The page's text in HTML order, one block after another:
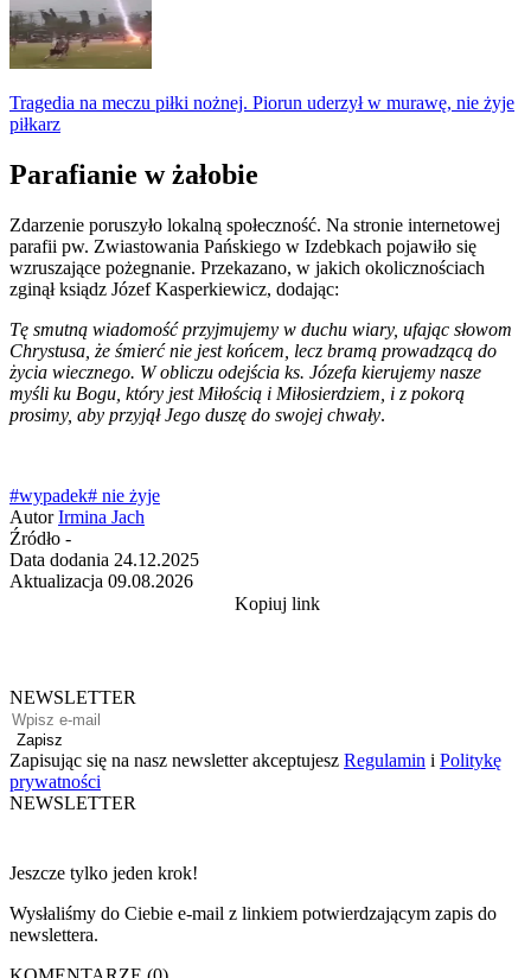
Tragedia na meczu piłki nożnej. Piorun uderzył w murawę, nie żyje
piłkarz
Parafianie w żałobie
Zdarzenie poruszyło lokalną społeczność. Na stronie internetowej
parafii pw. Zwiastowania Pańskiego w Izdebkach pojawiło się
wzruszające pożegnanie. Przekazano, w jakich okolicznościach
zginął ksiądz Józef Kasperkiewicz, dodając:
Tę smutną wiadomość przyjmujemy w duchu wiary, ufając słowom
Chrystusa, że śmierć nie jest końcem, lecz bramą prowadzącą do
życia wiecznego. W obliczu odejścia ks. Józefa kierujemy nasze
myśli ku Bogu, który jest Miłością i Miłosierdziem, i z pokorą
prosimy, aby przyjął Jego duszę do swojej chwały.
#wypadek# nie żyje
Autor Irmina Jach
Źródło -
Data dodania 24.12.2025
Aktualizacja 09.08.2026
Kopiuj link
NEWSLETTER
Zapisz
Zapisując się na nasz newsletter akceptujesz Regulamin i Politykę
prywatności
NEWSLETTER
Jeszcze tylko jeden krok!
Wysłaliśmy do Ciebie e-mail z linkiem potwierdzającym zapis do
newslettera.